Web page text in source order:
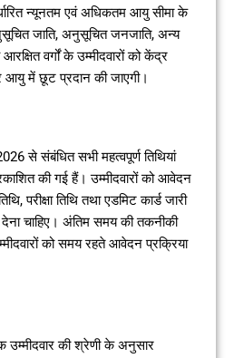
न्यूनतम एवं अधिकतम आयु सीमा के
जाति, अनुसूचित जनजाति, अन्य
वर्गों के उम्मीदवारों को केंद्र
में छूट प्रदान की जाएगी।
से संबंधित सभी महत्वपूर्ण तिथियां
की गई हैं। उम्मीदवारों को आवेदन
परीक्षा तिथि तथा एडमिट कार्ड जारी
देना चाहिए। अंतिम समय की तकनीकी
को समय रहते आवेदन प्रक्रिया
की श्रेणी के अनुसार